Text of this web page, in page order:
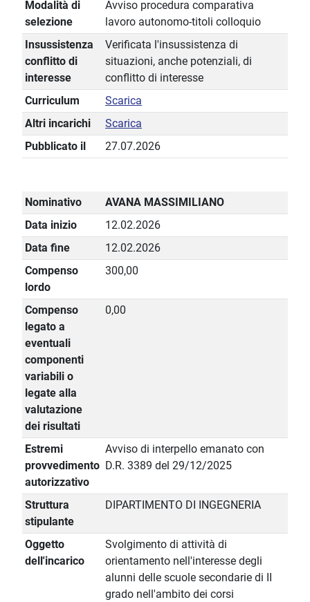
Modalità di
selezione
Avviso procedura comparativa
lavoro autonomo-titoli colloquio
Insussistenza
conflitto di
interesse
Verificata l'insussistenza di
situazioni, anche potenziali, di
conflitto di interesse
Curriculum
Scarica
Altri incarichi
Scarica
Pubblicato il
27.07.2026
Nominativo
AVANA MASSIMILIANO
Data inizio
12.02.2026
Data fine
12.02.2026
Compenso
lordo
300,00
Compenso
legato a
eventuali
componenti
variabili o
legate alla
valutazione
dei risultati
0,00
Estremi
provvedimento
autorizzativo
Avviso di interpello emanato con
D.R. 3389 del 29/12/2025
Struttura
stipulante
DIPARTIMENTO DI INGEGNERIA
Oggetto
dell'incarico
Svolgimento di attività di
orientamento nell'interesse degli
alunni delle scuole secondarie di II
grado nell'ambito dei corsi